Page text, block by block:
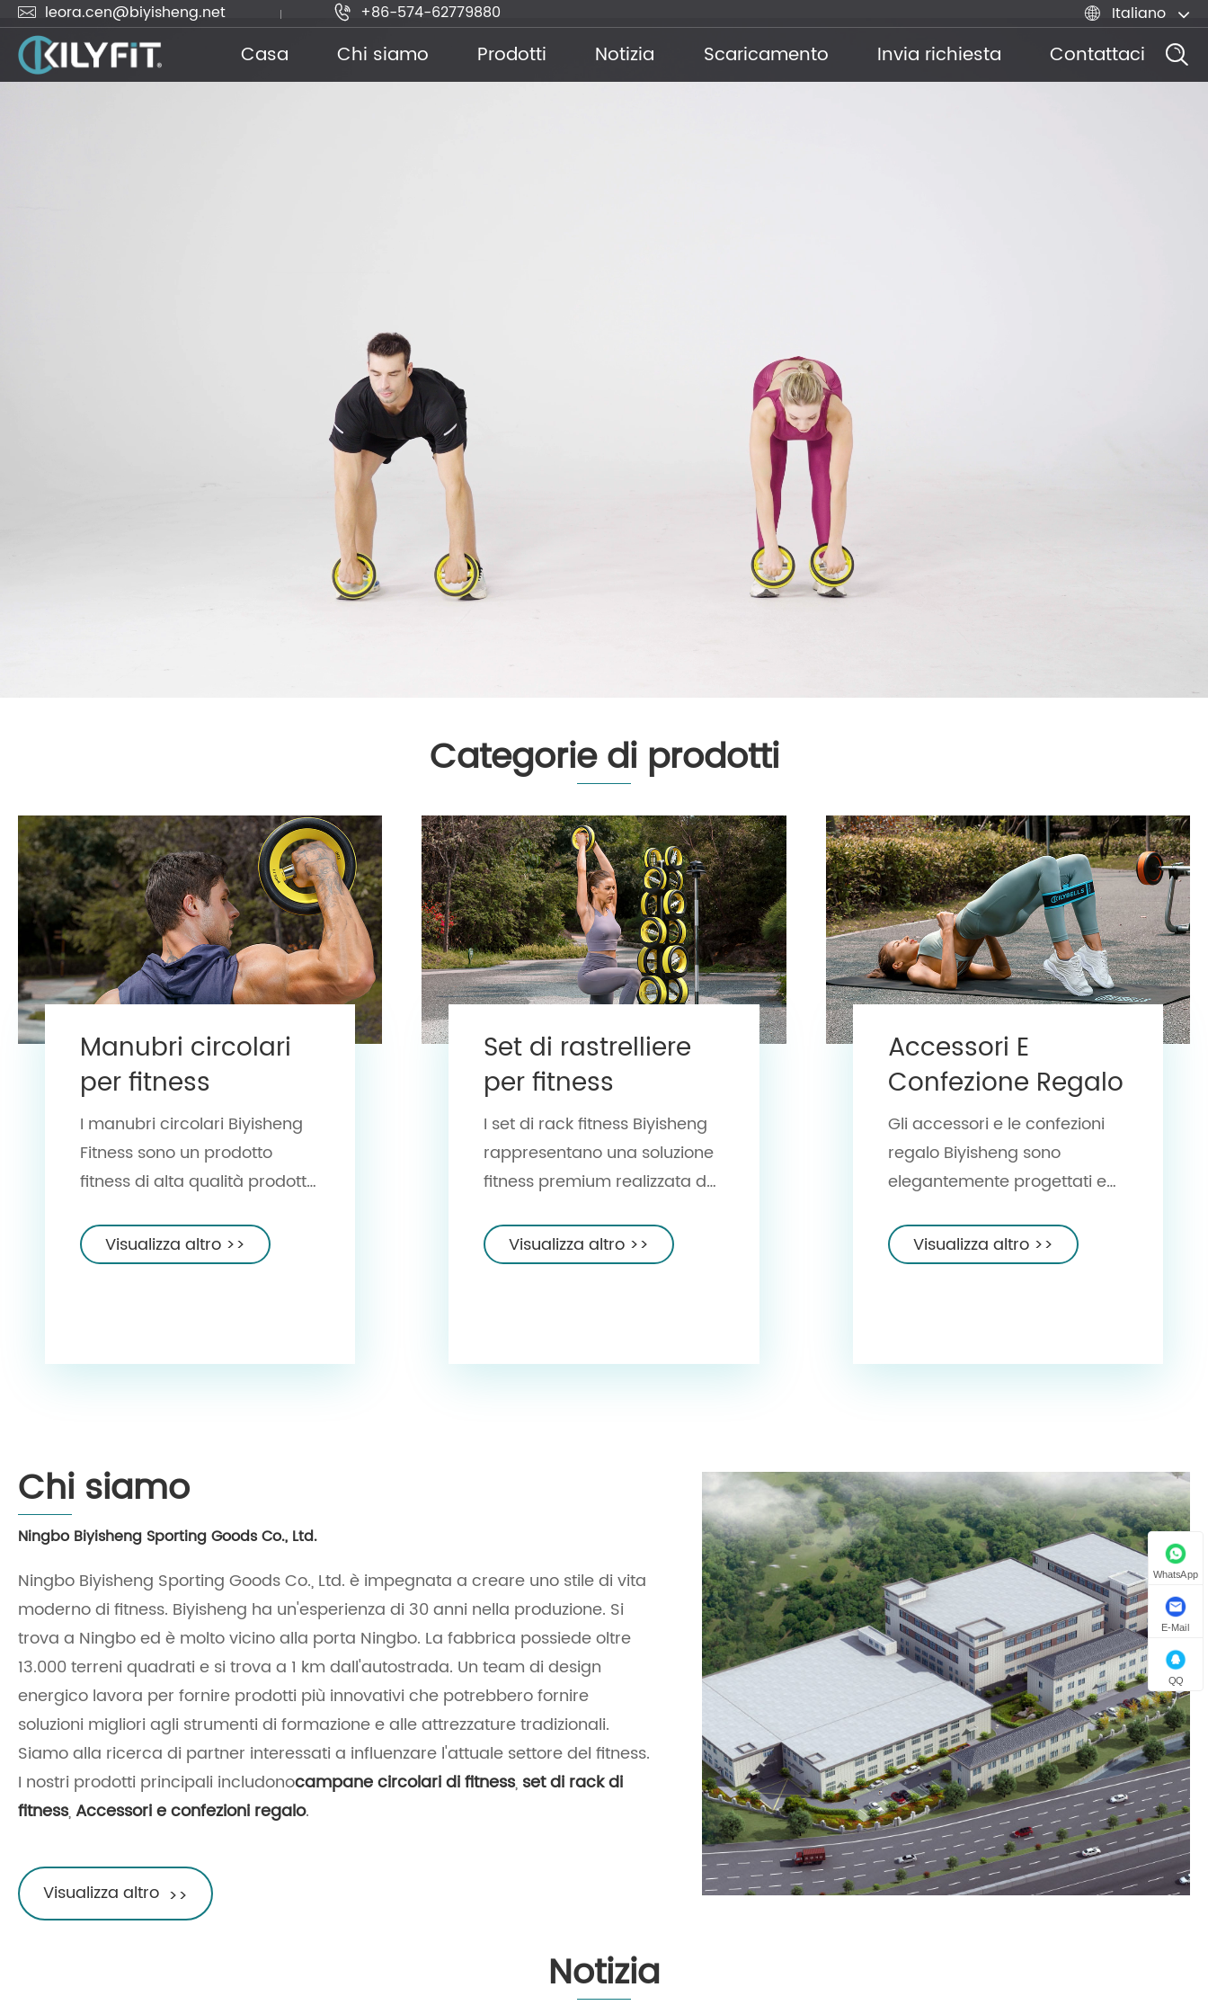
 leora.cen@biyisheng.net  +86-574-62779880  Italiano
Casa Chi siamo Prodotti Notizia Scaricamento Invia richiesta Contattaci
Categorie di prodotti
Manubri circolari
per fitness
I manubri circolari Biyisheng
Fitness sono un prodotto
fitness di alta qualità prodotto
in Cina. In qualità di
produttore e fornitore con una
manubri circolari Biyisheng
Fitness, caratterizzati da una
struttura resistente e da un
ideali per un'ampia gamma
di allenamenti, tra cui
allenamento della forza,
tonificazione muscolare e
sviluppo della resistenza. Con
il suo impegno per
l'eccellenza e la soddisfazione
del cliente, il produttore con
sede in Cina garantisce che
sia sottoposto a un rigoroso
controllo di qualità per
Visualizza altro >>
Set di rastrelliere
per fitness
I set di rack fitness Biyisheng
rappresentano una soluzione
fitness premium realizzata da
rispettabile in Cina. Pioniere
nel settore delle attrezzature
progettati con precisione per
facilità d'uso, rendendoli
perfetti per sollevamento pesi,
allenamento della forza ed
esercizi di condizionamento.
Sfruttando tecniche di
produzione all'avanguardia e
aderendo a rigorosi protocolli
di controllo qualità, il
sia un appassionato di
palestra domestica o il
Visualizza altro >>
Accessori E
Confezione Regalo
Gli accessori e le confezioni
regalo Biyisheng sono
elegantemente progettati e
un rinomato produttore e
fornitore con sede in Cina. In
alta qualità che soddisfano le
esigenze sia personali che
commerciali. Gli accessori e
le confezioni regalo Biyisheng
sono caratterizzati da dettagli
squisiti, struttura robusta e
funzionalità versatile, che li
rendono ideali per
conservare, organizzare e
presentare una vasta gamma
di articoli, dagli attrezzi per il
fitness ai gioielli, all'elettronica
e altro ancora. Sfruttando
processi di produzione
avanzati e mantenendo
rigorose pratiche di garanzia
Visualizza altro >>
Chi siamo
Ningbo Biyisheng Sporting Goods Co., Ltd.
Ningbo Biyisheng Sporting Goods Co., Ltd. è impegnata a creare uno stile di vita
moderno di fitness. Biyisheng ha un'esperienza di 30 anni nella produzione. Si
trova a Ningbo ed è molto vicino alla porta Ningbo. La fabbrica possiede oltre
13.000 terreni quadrati e si trova a 1 km dall'autostrada. Un team di design
energico lavora per fornire prodotti più innovativi che potrebbero fornire
soluzioni migliori agli strumenti di formazione e alle attrezzature tradizionali.
Siamo alla ricerca di partner interessati a influenzare l'attuale settore del fitness.
I nostri prodotti principali includonocampane circolari di fitness, set di rack di
fitness,Accessori e confezioni regalo.
Visualizza altro >>
Notizia
WhatsApp
E-Mail
QQ